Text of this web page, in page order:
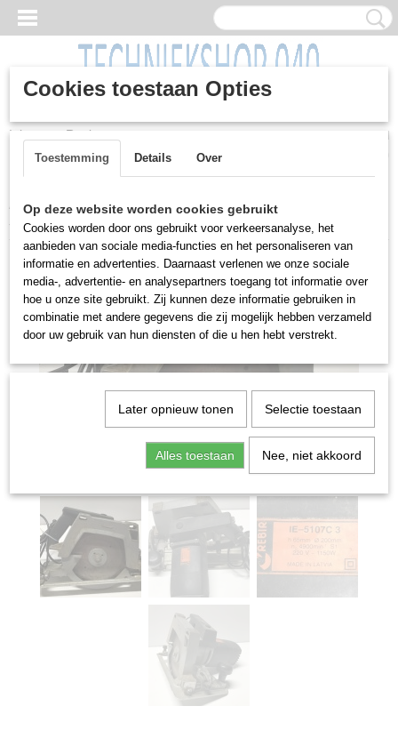
Inloggen Registreren
Home >Machines> Houtbewerking> Handcirkelzaag, Rebir, IE
5107C3, 220 volt
Cookies toestaan Opties
Toestemming Details Over
Op deze website worden cookies gebruikt
Cookies worden door ons gebruikt voor verkeersanalyse, het
aanbieden van sociale media-functies en het personaliseren van
informatie en advertenties. Daarnaast verlenen we onze sociale
media-, advertentie- en analysepartners toegang tot informatie over
hoe u onze site gebruikt. Zij kunnen deze informatie gebruiken in
combinatie met andere gegevens die zij mogelijk hebben verzameld
door uw gebruik van hun diensten of die u hen hebt verstrekt.
Later opnieuw tonen Selectie toestaan
Alles toestaan Nee, niet akkoord